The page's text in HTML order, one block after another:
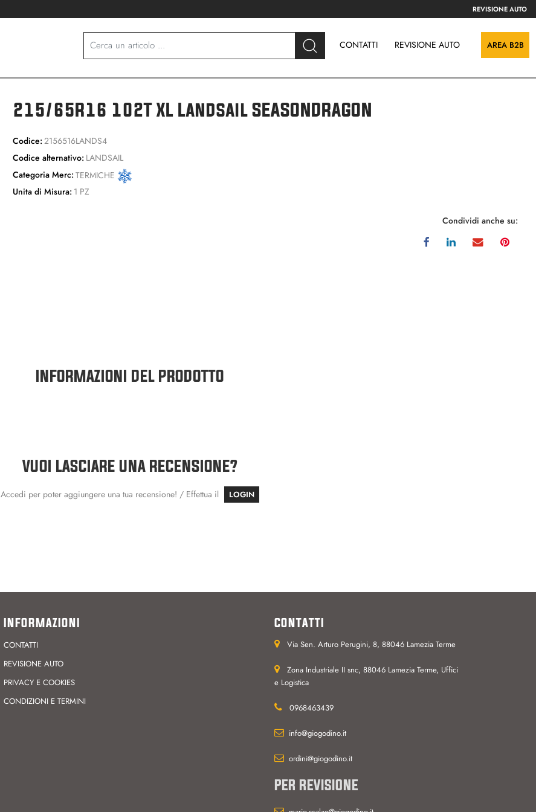
REVISIONE AUTO
CONTATTI REVISIONE AUTO AREA B2B
215/65R16 102T XL Landsail SEASONDRAGON
Codice: 2156516LANDS4
Codice alternativo: LANDSAIL
Categoria Merc: TERMICHE
Unita di Misura: 1 PZ
Condividi anche su:
INFORMAZIONI DEL PRODOTTO
VUOI LASCIARE UNA RECENSIONE?
Accedi per poter aggiungere una tua recensione! / Effettua il LOGIN
INFORMAZIONI
CONTATTI
REVISIONE AUTO
PRIVACY E COOKIES
CONDIZIONI E TERMINI
CONTATTI
Via Sen. Arturo Perugini, 8, 88046 Lamezia Terme
Zona Industriale II snc, 88046 Lamezia Terme, Uffici
e Logistica
0968463439
info@giogodino.it
ordini@giogodino.it
PER REVISIONE